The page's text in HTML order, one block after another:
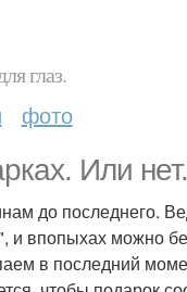
глаз.
фото
Или нет.
до последнего.
и впопыхах можно
в последний